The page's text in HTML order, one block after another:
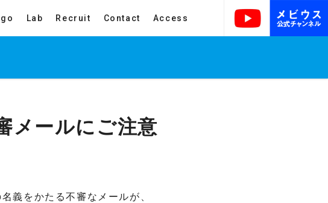
Lab Recruit Contact Access
メールにご注意
義をかたる不審なメールが、